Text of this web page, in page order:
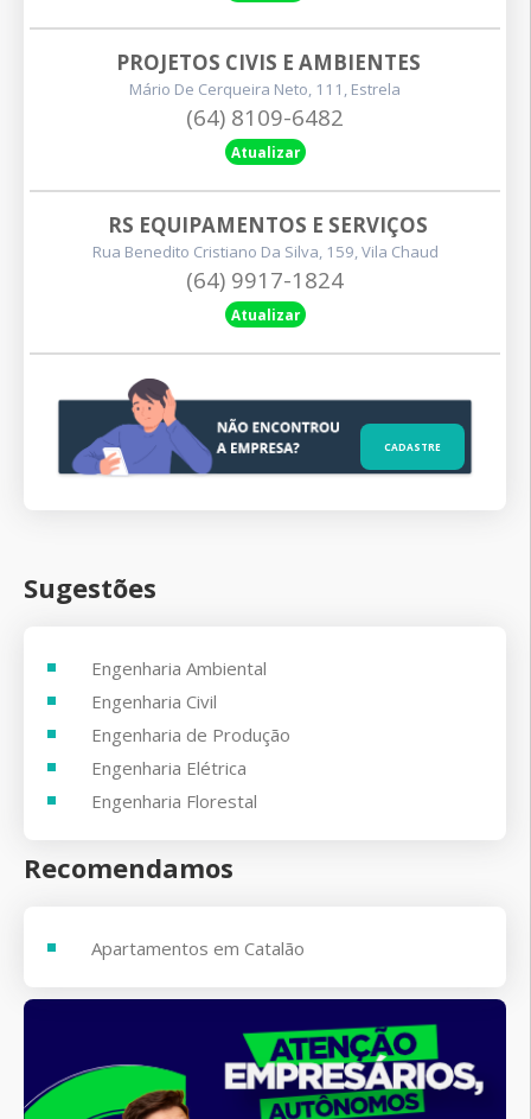
PROJETOS CIVIS E AMBIENTES
Mário De Cerqueira Neto, 111, Estrela
(64) 8109-6482
Atualizar
RS EQUIPAMENTOS E SERVIÇOS
Rua Benedito Cristiano Da Silva, 159, Vila Chaud
(64) 9917-1824
Atualizar
CADASTRE
Sugestões
Engenharia Ambiental
Engenharia Civil
Engenharia de Produção
Engenharia Elétrica
Engenharia Florestal
Recomendamos
Apartamentos em Catalão